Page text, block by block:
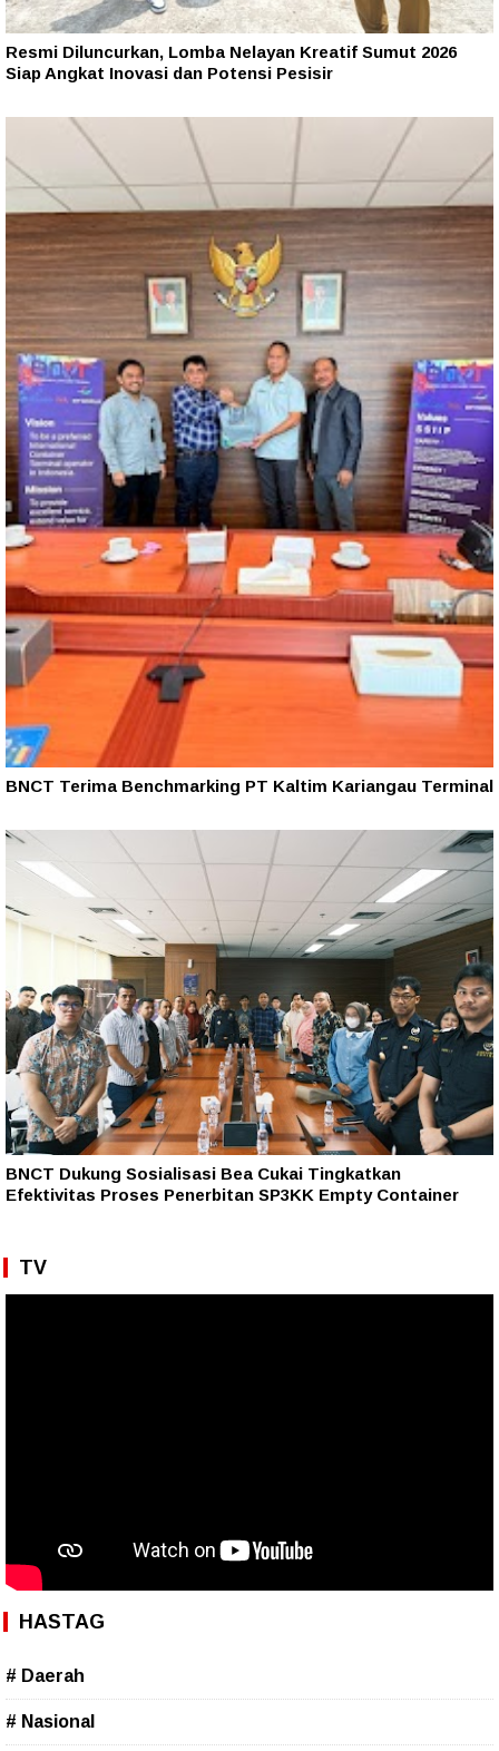
Resmi Diluncurkan, Lomba Nelayan Kreatif Sumut 2026
Siap Angkat Inovasi dan Potensi Pesisir
BNCT Terima Benchmarking PT Kaltim Kariangau Terminal
BNCT Dukung Sosialisasi Bea Cukai Tingkatkan
Efektivitas Proses Penerbitan SP3KK Empty Container
TV
HASTAG
# Daerah
# Nasional